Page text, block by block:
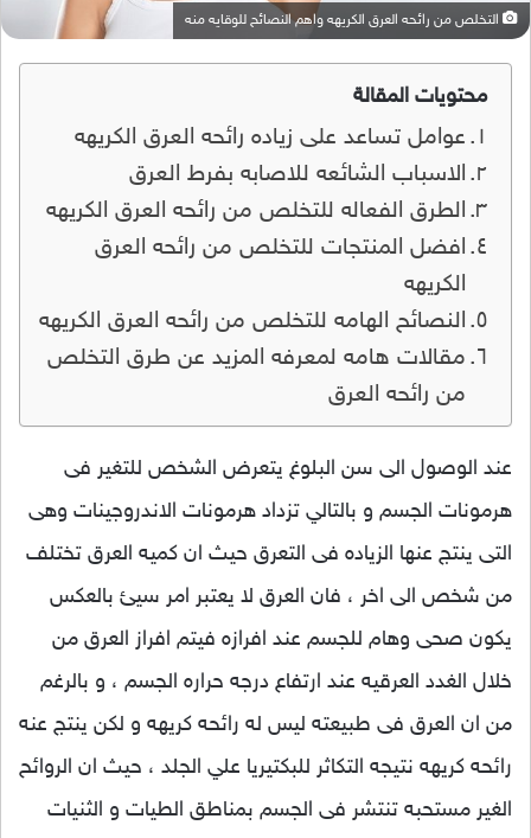
التخلص من رائحه العرق الكريهه واهم النصائح للوقايه منه
محتويات المقالة
عوامل تساعد على زياده رائحه العرق الكريهه
الاسباب الشائعه للاصابه بفرط العرق
الطرق الفعاله للتخلص من رائحه العرق الكريهه
افضل المنتجات للتخلص من رائحه العرق
الكريهه
النصائح الهامه للتخلص من رائحه العرق الكريهه
مقالات هامه لمعرفه المزيد عن طرق التخلص
من رائحه العرق
عند الوصول الى سن البلوغ يتعرض الشخص للتغير فى
هرمونات الجسم و بالتالي تزداد هرمونات الاندروجينات وهى
التى ينتج عنها الزياده فى التعرق حيث ان كميه العرق تختلف
من شخص الى اخر ، فان العرق لا يعتبر امر سيئ بالعكس
يكون صحى وهام للجسم عند افرازه فيتم افراز العرق من
خلال الغدد العرقيه عند ارتفاع درجه حراره الجسم ، و بالرغم
من ان العرق فى طبيعته ليس له رائحه كريهه و لكن ينتج عنه
رائحه كريهه نتيجه التكاثر للبكتيريا علي الجلد ، حيث ان الروائح
الغير مستحبه تنتشر فى الجسم بمناطق الطيات و الثنيات